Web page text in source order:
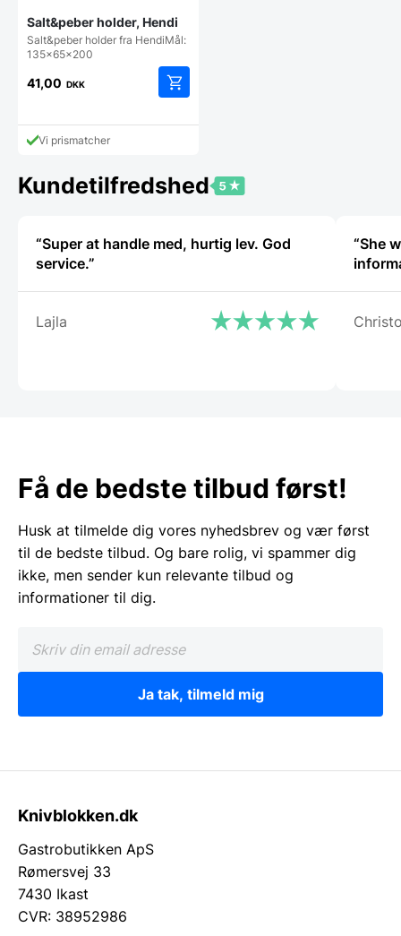
Salt&peber holder, Hendi
Salt&peber holder fra HendiMål:
135x65x200
41,00 DKK
Vi prismatcher
Kundetilfredshed
“Super at handle med, hurtig lev. God
service.”
Lajla
“She
Få de bedste tilbud først!
Husk at tilmelde dig vores nyhedsbrev og vær først
til de bedste tilbud. Og bare rolig, vi spammer dig
ikke, men sender kun relevante tilbud og
informationer til dig.
Ja tak, tilmeld mig
Knivblokken.dk
Gastrobutikken ApS
Rømersvej 33
7430 Ikast
CVR: 38952986